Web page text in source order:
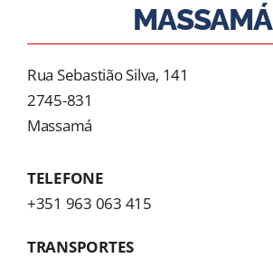
INSTITUCIONAL
UNIVERSAL+
MEDIA
MASSAMÁ
Rua Sebastião Silva, 141
2745-831
Massamá
TELEFONE
+351 963 063 415
TRANSPORTES